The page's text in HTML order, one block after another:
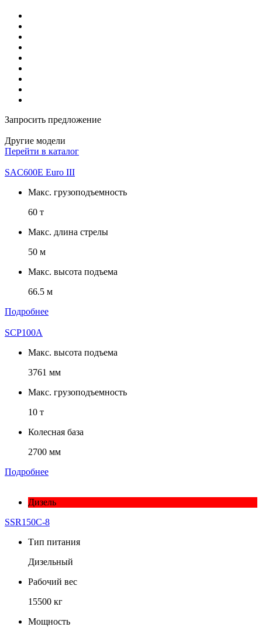
Запросить предложение
Другие модели
Перейти в каталог
SAC600E Euro III
Макс. грузоподъемность
60 т
Макс. длина стрелы
50 м
Макс. высота подъема
66.5 м
Подробнее
SCP100A
Макс. высота подъема
3761 мм
Макс. грузоподъемность
10 т
Колесная база
2700 мм
Подробнее
Дизель
SSR150C-8
Тип питания
Дизельный
Рабочий вес
15500 кг
Мощность